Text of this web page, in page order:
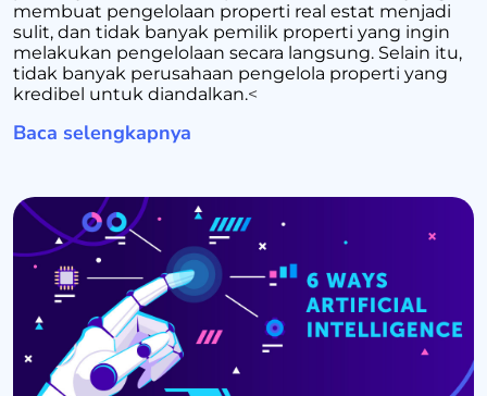
membuat pengelolaan properti real estat menjadi
sulit, dan tidak banyak pemilik properti yang ingin
melakukan pengelolaan secara langsung. Selain itu,
tidak banyak perusahaan pengelola properti yang
kredibel untuk diandalkan.<
Baca selengkapnya